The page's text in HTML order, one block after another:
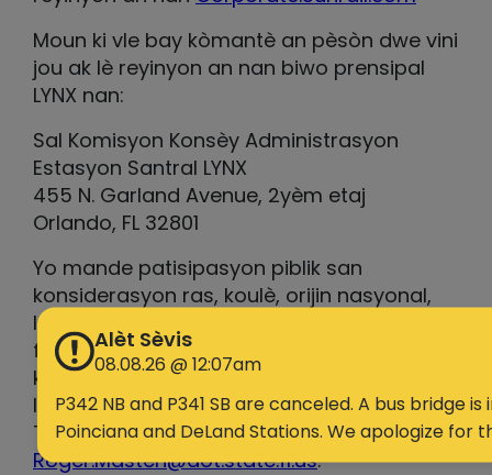
Alèt Sèvis
08.08.26 @ 12:07am
P342 NB and P341 SB are canceled. A bus bridge
Poinciana and DeLand Stations. We apologize for
Moun ki vle bay kòmantè an pèsòn dwe vini
jou ak lè reyinyon an nan biwo prensipal
LYNX nan:
Sal Komisyon Konsèy Administrasyon
Estasyon Santral LYNX
455 N. Garland Avenue, 2yèm etaj
Orlando, FL 32801
Yo mande patisipasyon piblik san
konsiderasyon ras, koulè, orijin nasyonal,
laj, sèks, relijyon, andikap, oswa sitiyasyon
fanmi an. Moun ki vle eksprime enkyetid yo
konsènan konfòmite FDOT ak Tit VI ka fè sa
lè yo kontakte Roger Masten, Koòdonatè
Tit VI SunRail nan
Roger.Masten@dot.state.fl.us.